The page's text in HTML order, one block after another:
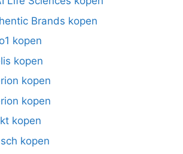
Brands kopen
kopen
kopen
kopen
kopen
kopen
kopen